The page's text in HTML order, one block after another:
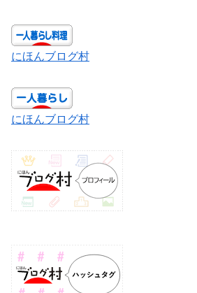
にほんブログ村
にほんブログ村